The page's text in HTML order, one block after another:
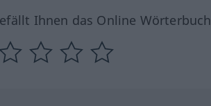
Ihnen das Online